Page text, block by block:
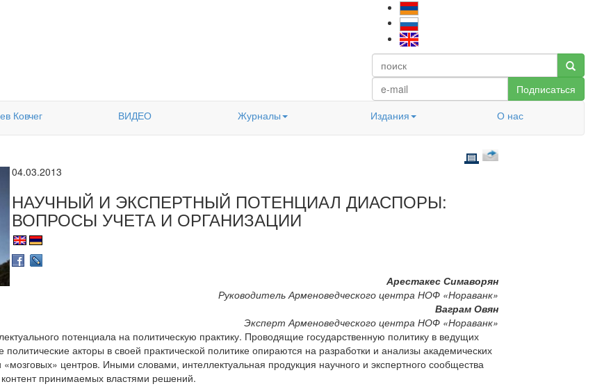
Подписаться
Ковчег ВИДЕО Журналы Издания О нас
04.03.2013
НАУЧНЫЙ И ЭКСПЕРТНЫЙ ПОТЕНЦИАЛ ДИАСПОРЫ:
ВОПРОСЫ УЧЕТА И ОРГАНИЗАЦИИ
Арестакес Симаворян
Руководитель Арменоведческого центра НОФ «Нораванк»
Ваграм Овян
Эксперт Арменоведческого центра НОФ «Нораванк»
потенциала на политическую практику. Проводящие государственную политику в ведущих
акторы в своей практической политике опираются на разработки и анализы академических
«мозговых» центров. Иными словами, интеллектуальная продукция научного и экспертного сообщества
контент принимаемых властями решений.